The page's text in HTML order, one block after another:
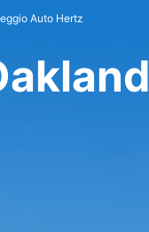
Auto Hertz